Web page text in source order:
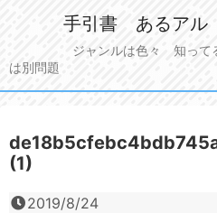
手引書 あるアル
ジャンルは色々 知ってる
は別問題
(1)
2019/8/24